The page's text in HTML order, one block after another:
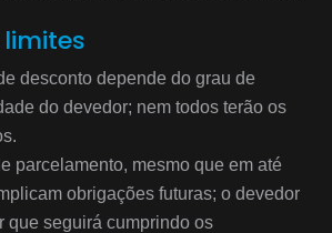
desconto depende do grau de
do devedor; nem todos terão os
parcelamento, mesmo que em até
obrigações futuras; o devedor
que seguirá cumprindo os